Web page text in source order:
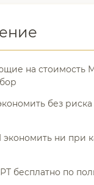
на стоимость
без риска
ни при
бесплатно по